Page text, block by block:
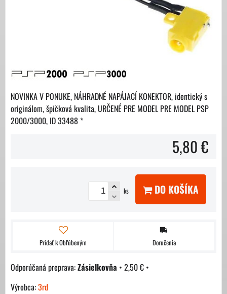
NOVINKA V PONUKE, NÁHRADNÉ NAPÁJACÍ KONEKTOR, identický s
originálom, špičková kvalita, URČENÉ PRE MODEL PRE MODEL PSP
2000/3000, ID 33488 *
5,80 €
ks DO KOŠÍKA
Pridať k Obľúbeným Doručenia
Zásielkovňa • 2,50 € •
Výrobca:3rd